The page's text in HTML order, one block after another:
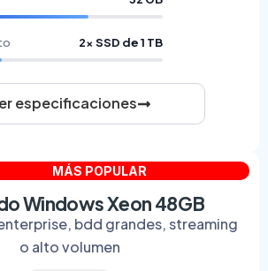
2× SSD de 1 TB
especificaciones
Windows Xeon 48GB
bdd grandes, streaming
o alto volumen
MÁS POPULAR